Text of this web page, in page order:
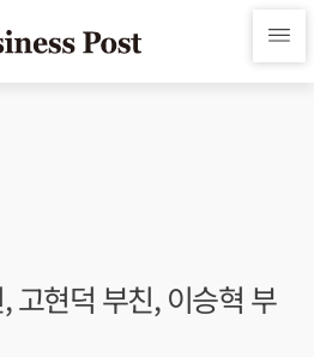
고현덕 부친, 이승혁 부